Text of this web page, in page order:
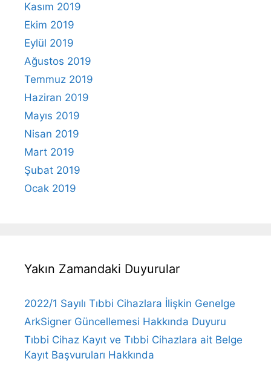
Kasım 2019
Ekim 2019
Eylül 2019
Ağustos 2019
Temmuz 2019
Haziran 2019
Mayıs 2019
Nisan 2019
Mart 2019
Şubat 2019
Ocak 2019
Yakın Zamandaki Duyurular
2022/1 Sayılı Tıbbi Cihazlara İlişkin Genelge
ArkSigner Güncellemesi Hakkında Duyuru
Tıbbi Cihaz Kayıt ve Tıbbi Cihazlara ait Belge
Kayıt Başvuruları Hakkında